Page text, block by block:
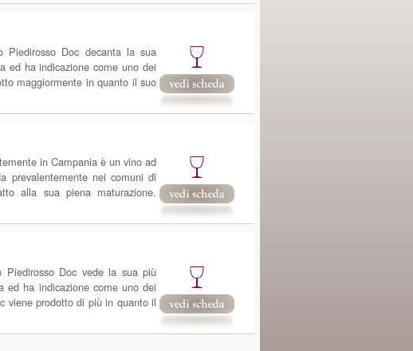
Doc decanta la sua
ed ha indicazione come uno dei
maggiormente in quanto il suo
in Campania è un vino ad
prevalentemente nei comuni di
alla sua piena maturazione.
Piedirosso Doc vede la sua più
ed ha indicazione come uno dei
viene prodotto di più in quanto il